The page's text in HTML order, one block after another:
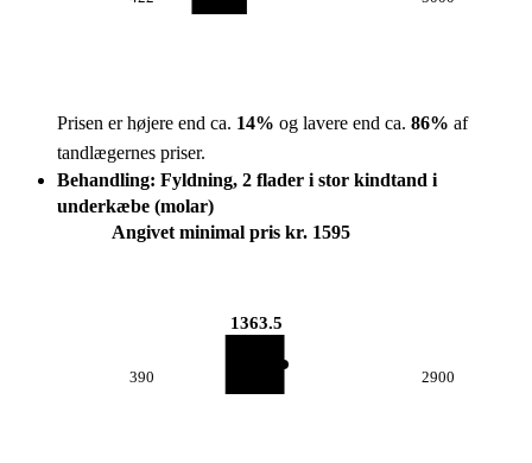
Prisen er højere end ca. 14% og lavere end ca. 86% af
tandlægernes priser.
Behandling: Fyldning, 2 flader i stor kindtand i
underkæbe (molar)
Angivet minimal pris kr. 1595
390
1363.5
2900